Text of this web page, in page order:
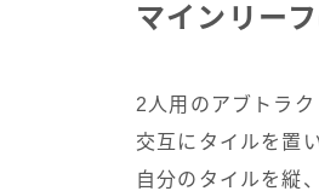
マインリー
2人用のアブトラク
交互にタイルを置
自分のタイルを縦